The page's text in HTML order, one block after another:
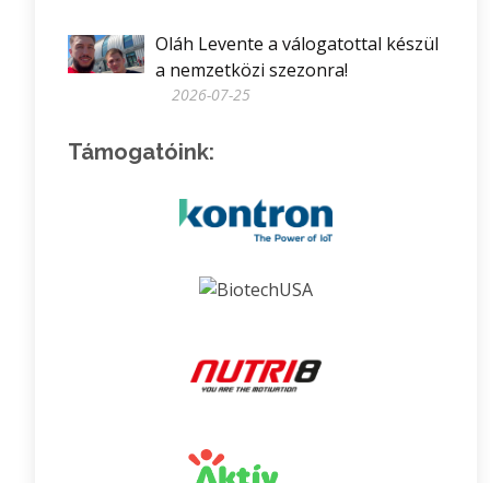
Oláh Levente a válogatottal készül
a nemzetközi szezonra!
2026-07-25
Támogatóink: